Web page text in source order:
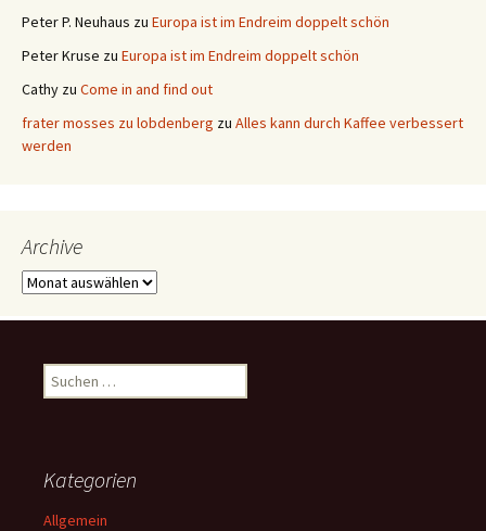
Peter P. Neuhaus zu Europa ist im Endreim doppelt schön
Peter Kruse zu Europa ist im Endreim doppelt schön
Cathy zu Come in and find out
frater mosses zu lobdenberg zu Alles kann durch Kaffee verbessert
werden
Archive
Archive
Suchen
nach:
Kategorien
Allgemein